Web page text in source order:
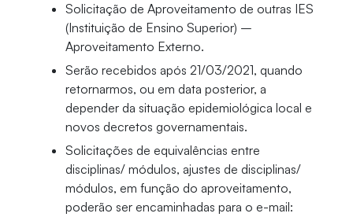
Solicitação de Aproveitamento de outras IES
(Instituição de Ensino Superior) –
Aproveitamento Externo.
Serão recebidos após 21/03/2021, quando
retornarmos, ou em data posterior, a
depender da situação epidemiológica local e
novos decretos governamentais.
Solicitações de equivalências entre
disciplinas/ módulos, ajustes de disciplinas/
módulos, em função do aproveitamento,
poderão ser encaminhadas para o e-mail: